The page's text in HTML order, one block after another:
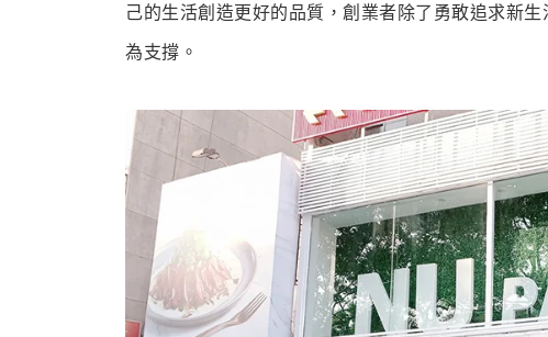
己的生活創造更好的品質，創業者除了勇敢追求新
為支撐。